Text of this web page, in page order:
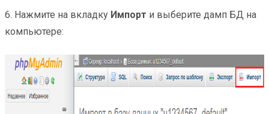
6. Нажмите на вкладку Импорт и выберите дамп БД на
компьютере: